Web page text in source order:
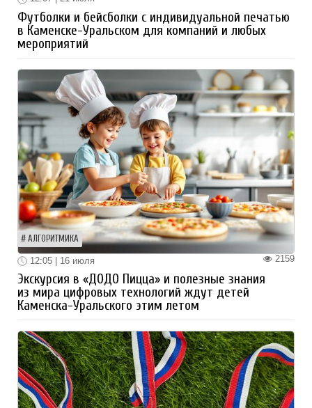
Футболки и бейсболки с индивидуальной печатью
в Каменске-Уральском для компаний и любых
мероприятий
АЛГОРИТМИКА
2159
12:05 | 16 июля
Экскурсия в «ДОДО Пицца» и полезные знания
из мира цифровых технологий ждут детей
Каменска-Уральского этим летом